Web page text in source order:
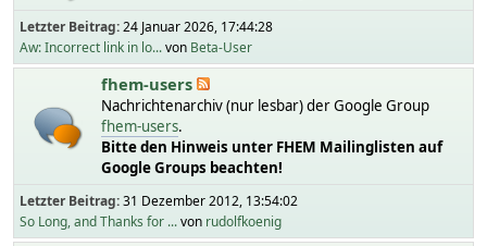
Letzter Beitrag:24 Januar 2026, 17:44:28
Aw: Incorrect link in lo...von Beta-User
fhem-users
Nachrichtenarchiv (nur lesbar) der Google Group
fhem-users.
Bitte den Hinweis unter FHEM Mailinglisten auf
Google Groups beachten!
Letzter Beitrag:31 Dezember 2012, 13:54:02
So Long, and Thanks for ...von rudolfkoenig